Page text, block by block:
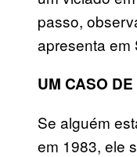
passo,
apresenta em
UM CASO
Se alguém
em 1983, ele